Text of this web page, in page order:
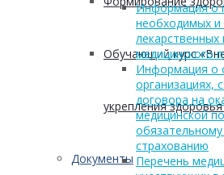
Обучающий курс
укрепления
Документы
Информация о
необходимых
лекарственных
медицинского
Информация о
организациях,
договора на
медицинской
страхованию
Перечень